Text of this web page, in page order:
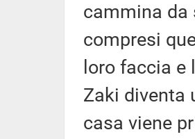
cammina da
compresi
loro faccia
Zaki diventa
casa viene